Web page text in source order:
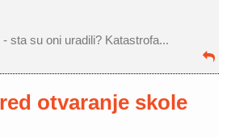
sta su oni uradili? Katastrofa...
otvaranje skole